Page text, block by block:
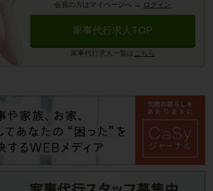
会員の方はマイページへ → ログイン
家事代行求人TOP
家事代行求人一覧は こちら